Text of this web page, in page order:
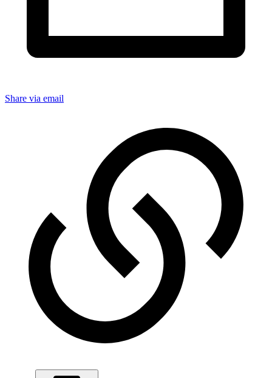
Share via email